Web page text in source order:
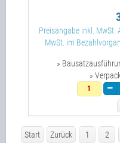
Preisangabe inkl.
MwSt. im
»
»
Start Zurück 1 2